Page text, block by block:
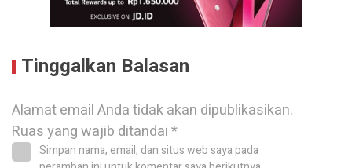
Tinggalkan Balasan
Alamat email Anda tidak akan dipublikasikan.
Ruas yang wajib ditandai*
Simpan nama, email, dan situs web saya pada